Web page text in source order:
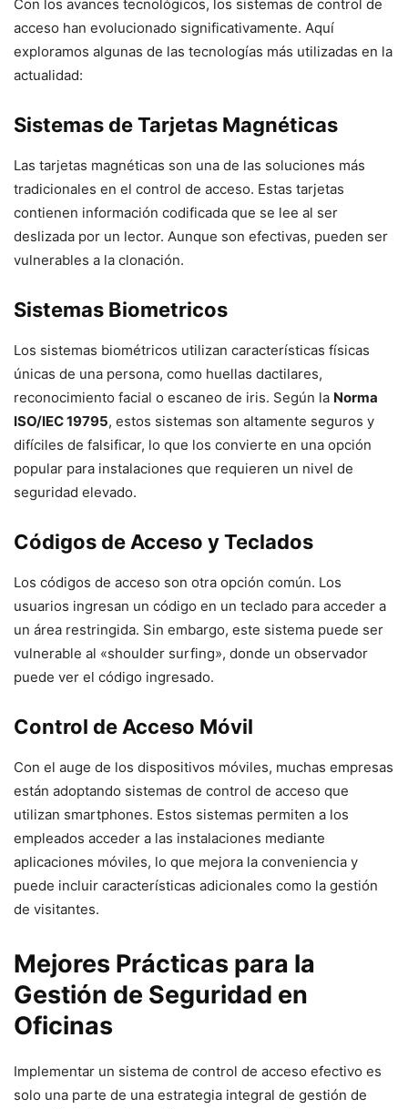
Con los avances tecnológicos, los sistemas de control de
acceso han evolucionado significativamente. Aquí
exploramos algunas de las tecnologías más utilizadas en la
actualidad:
Sistemas de Tarjetas Magnéticas
Las tarjetas magnéticas son una de las soluciones más
tradicionales en el control de acceso. Estas tarjetas
contienen información codificada que se lee al ser
deslizada por un lector. Aunque son efectivas, pueden ser
vulnerables a la clonación.
Sistemas Biometricos
Los sistemas biométricos utilizan características físicas
únicas de una persona, como huellas dactilares,
reconocimiento facial o escaneo de iris. Según la Norma
ISO/IEC 19795, estos sistemas son altamente seguros y
difíciles de falsificar, lo que los convierte en una opción
popular para instalaciones que requieren un nivel de
seguridad elevado.
Códigos de Acceso y Teclados
Los códigos de acceso son otra opción común. Los
usuarios ingresan un código en un teclado para acceder a
un área restringida. Sin embargo, este sistema puede ser
vulnerable al «shoulder surfing», donde un observador
puede ver el código ingresado.
Control de Acceso Móvil
Con el auge de los dispositivos móviles, muchas empresas
están adoptando sistemas de control de acceso que
utilizan smartphones. Estos sistemas permiten a los
empleados acceder a las instalaciones mediante
aplicaciones móviles, lo que mejora la conveniencia y
puede incluir características adicionales como la gestión
de visitantes.
Mejores Prácticas para la
Gestión de Seguridad en
Oficinas
Implementar un sistema de control de acceso efectivo es
solo una parte de una estrategia integral de gestión de